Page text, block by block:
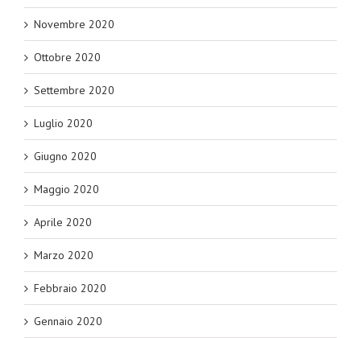
Novembre 2020
Ottobre 2020
Settembre 2020
Luglio 2020
Giugno 2020
Maggio 2020
Aprile 2020
Marzo 2020
Febbraio 2020
Gennaio 2020